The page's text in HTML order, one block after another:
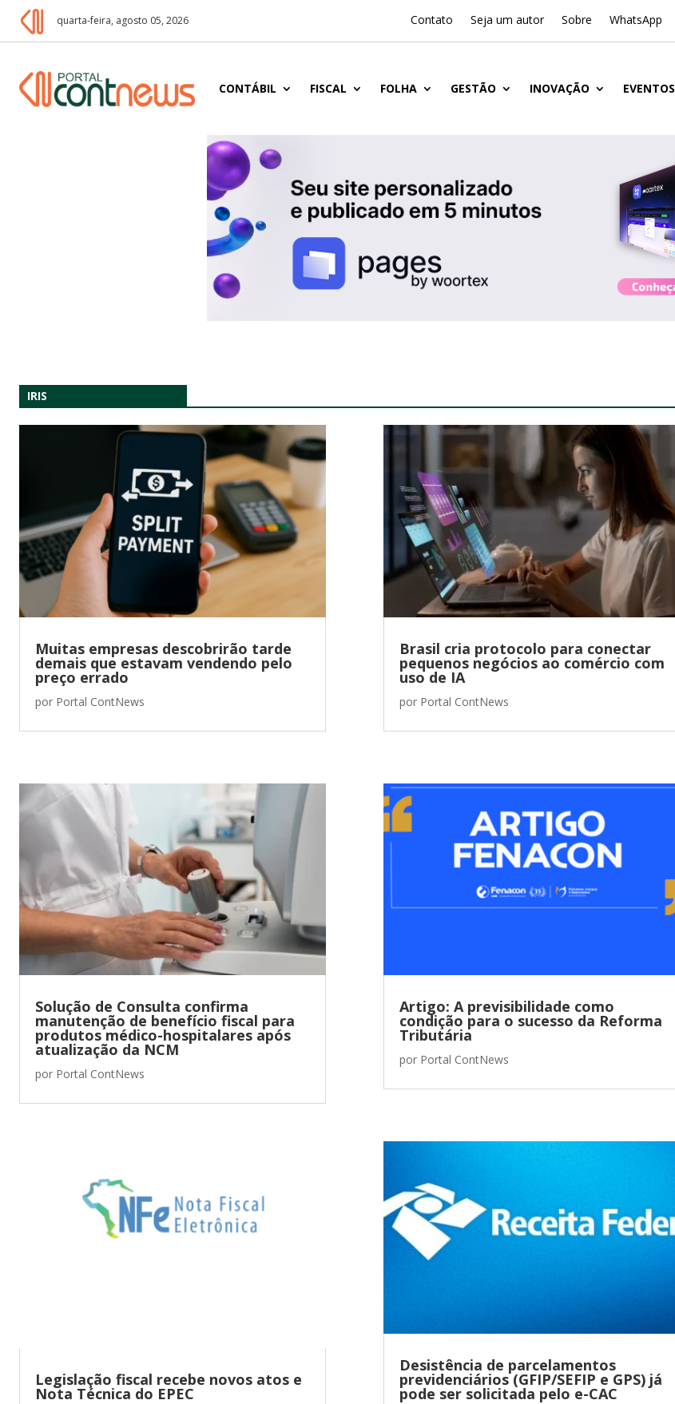
quarta-feira, agosto 05, 2026 Contato Seja um autor Sobre WhatsApp
CONTÁBIL FISCAL FOLHA GESTÃO INOVAÇÃO EVENTOS
IRIS
Muitas empresas descobrirão tarde
demais que estavam vendendo pelo
preço errado
por Portal ContNews
Solução de Consulta confirma
manutenção de benefício fiscal para
produtos médico-hospitalares após
atualização da NCM
por Portal ContNews
Legislação fiscal recebe novos atos e
Nota Técnica do EPEC
Brasil cria protocolo para conectar
pequenos negócios ao comércio com
uso de IA
por Portal ContNews
Artigo: A previsibilidade como
condição para o sucesso da Reforma
Tributária
por Portal ContNews
Desistência de parcelamentos
previdenciários (GFIP/SEFIP e GPS) já
pode ser solicitada pelo e-CAC